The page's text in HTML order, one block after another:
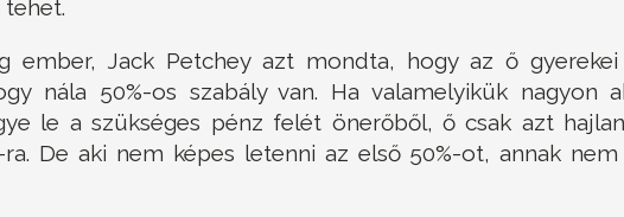
ember, Jack Petchey azt mondta, hogy az ő gyerekei
nála 50%-os szabály van. Ha valamelyikük nagyon
le a szükséges pénz felét önerőből, ő csak azt
ra. De aki nem képes letenni az első 50%-ot, annak nem